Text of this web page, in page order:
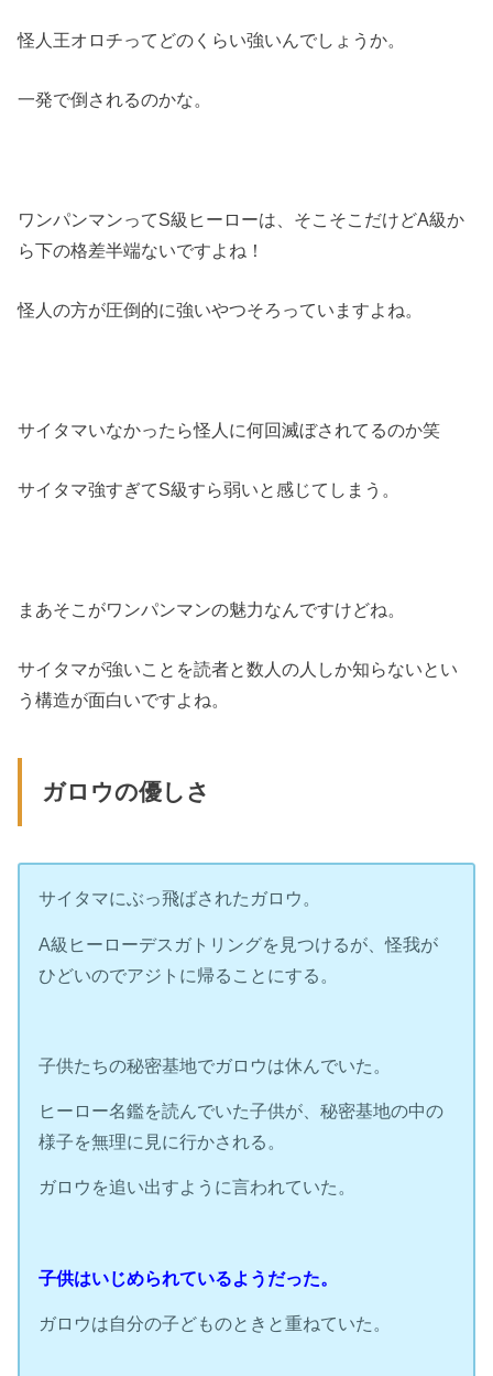
怪人王オロチってどのくらい強いんでしょうか。
一発で倒されるのかな。
ワンパンマンってS級ヒーローは、そこそこだけどA級か
ら下の格差半端ないですよね！
怪人の方が圧倒的に強いやつそろっていますよね。
サイタマいなかったら怪人に何回滅ぼされてるのか笑
サイタマ強すぎてS級すら弱いと感じてしまう。
まあそこがワンパンマンの魅力なんですけどね。
サイタマが強いことを読者と数人の人しか知らないとい
う構造が面白いですよね。
ガロウの優しさ
サイタマにぶっ飛ばされたガロウ。
A級ヒーローデスガトリングを見つけるが、怪我が
ひどいのでアジトに帰ることにする。
子供たちの秘密基地でガロウは休んでいた。
ヒーロー名鑑を読んでいた子供が、秘密基地の中の
様子を無理に見に行かされる。
ガロウを追い出すように言われていた。
子供はいじめられているようだった。
ガロウは自分の子どものときと重ねていた。